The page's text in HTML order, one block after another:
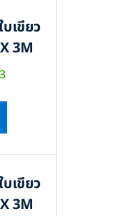
บเขียว
3M
บเขียว
3M